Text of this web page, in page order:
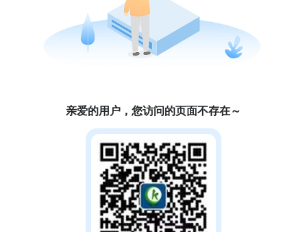
亲爱的用户，您访问的页面不存在～